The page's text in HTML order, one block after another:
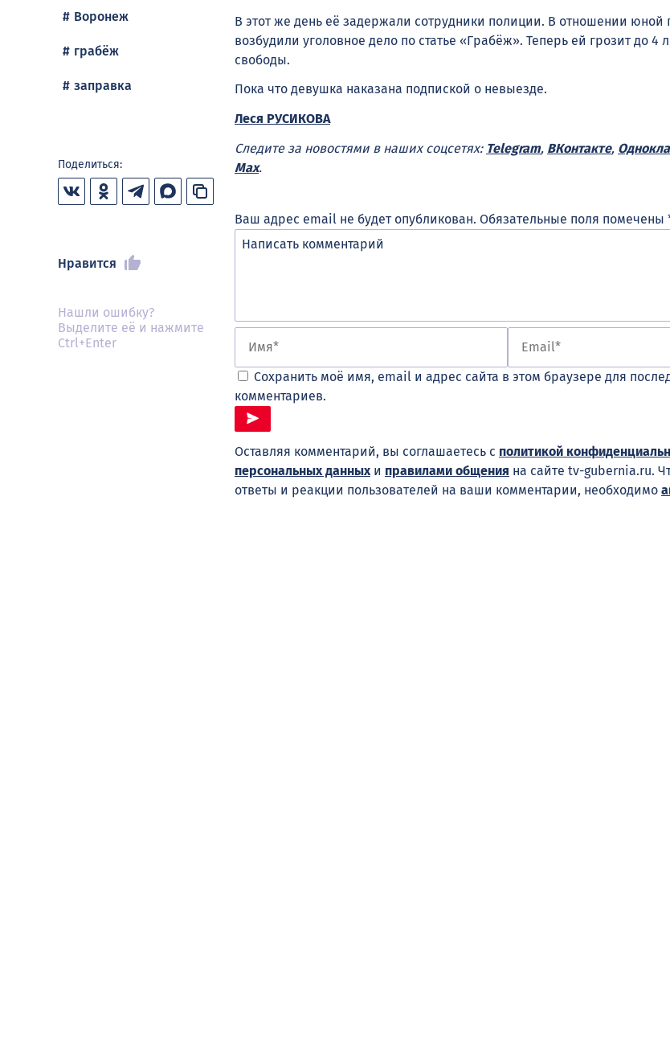
Воронеж
грабёж
заправка
Поделиться:
Нравится
Нашли ошибку?
Выделите её и нажмите
Ctrl+Enter
В этот же день её задержали сотрудники полиции. В отношении юной
возбудили уголовное дело по статье «Грабёж». Теперь ей грозит до 4
свободы.
Пока что девушка наказана подпиской о невыезде.
Леся РУСИКОВА
Следите за новостями в наших соцсетях: Telegram, ВКонтакте,
Max.
Ваш адрес email не будет опубликован. Обязательные поля помечены
Сохранить моё имя, email и адрес сайта в этом браузере для
комментариев.
Оставляя комментарий, вы соглашаетесь с политикой
персональных данных и правилами общения на сайте tv-gubernia.ru.
ответы и реакции пользователей на ваши комментарии, необходимо